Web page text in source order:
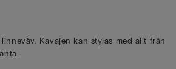
Kavajen kan stylas med allt från